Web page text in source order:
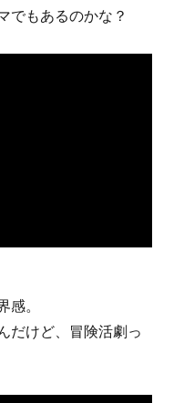
でもあるのかな？
感。
だけど、冒険活劇っ